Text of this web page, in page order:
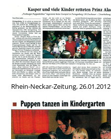
Rhein-Neckar-Zeitung, 26.01.2012